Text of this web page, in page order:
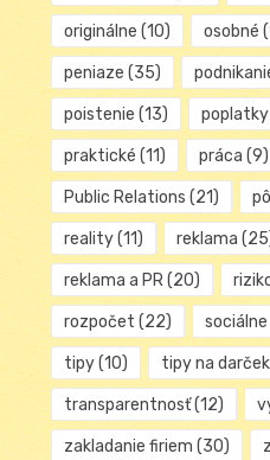
originálne (10) osobné
peniaze (35)
poistenie (13) poplatky
praktické (11) práca (9)
Public Relations (21)
reality(11) reklama
reklama a PR(20)
rozpočet (22)
tipy(10) tipy na
transparentnosť(12)
zakladanie firiem (30)